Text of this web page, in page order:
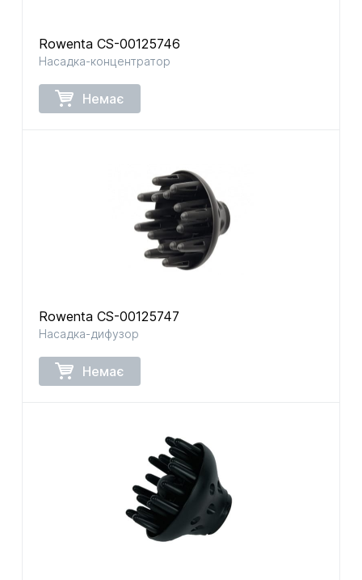
Rowenta CS-00125746
Насадка-концентратор
Немає
Rowenta CS-00125747
Насадка-дифузор
Немає